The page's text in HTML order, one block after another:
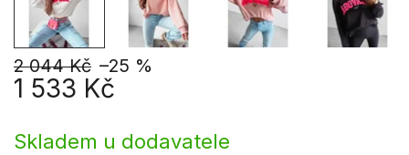
2 044 Kč –25 %
1 533 Kč
cena:
Skladem u dodavatele